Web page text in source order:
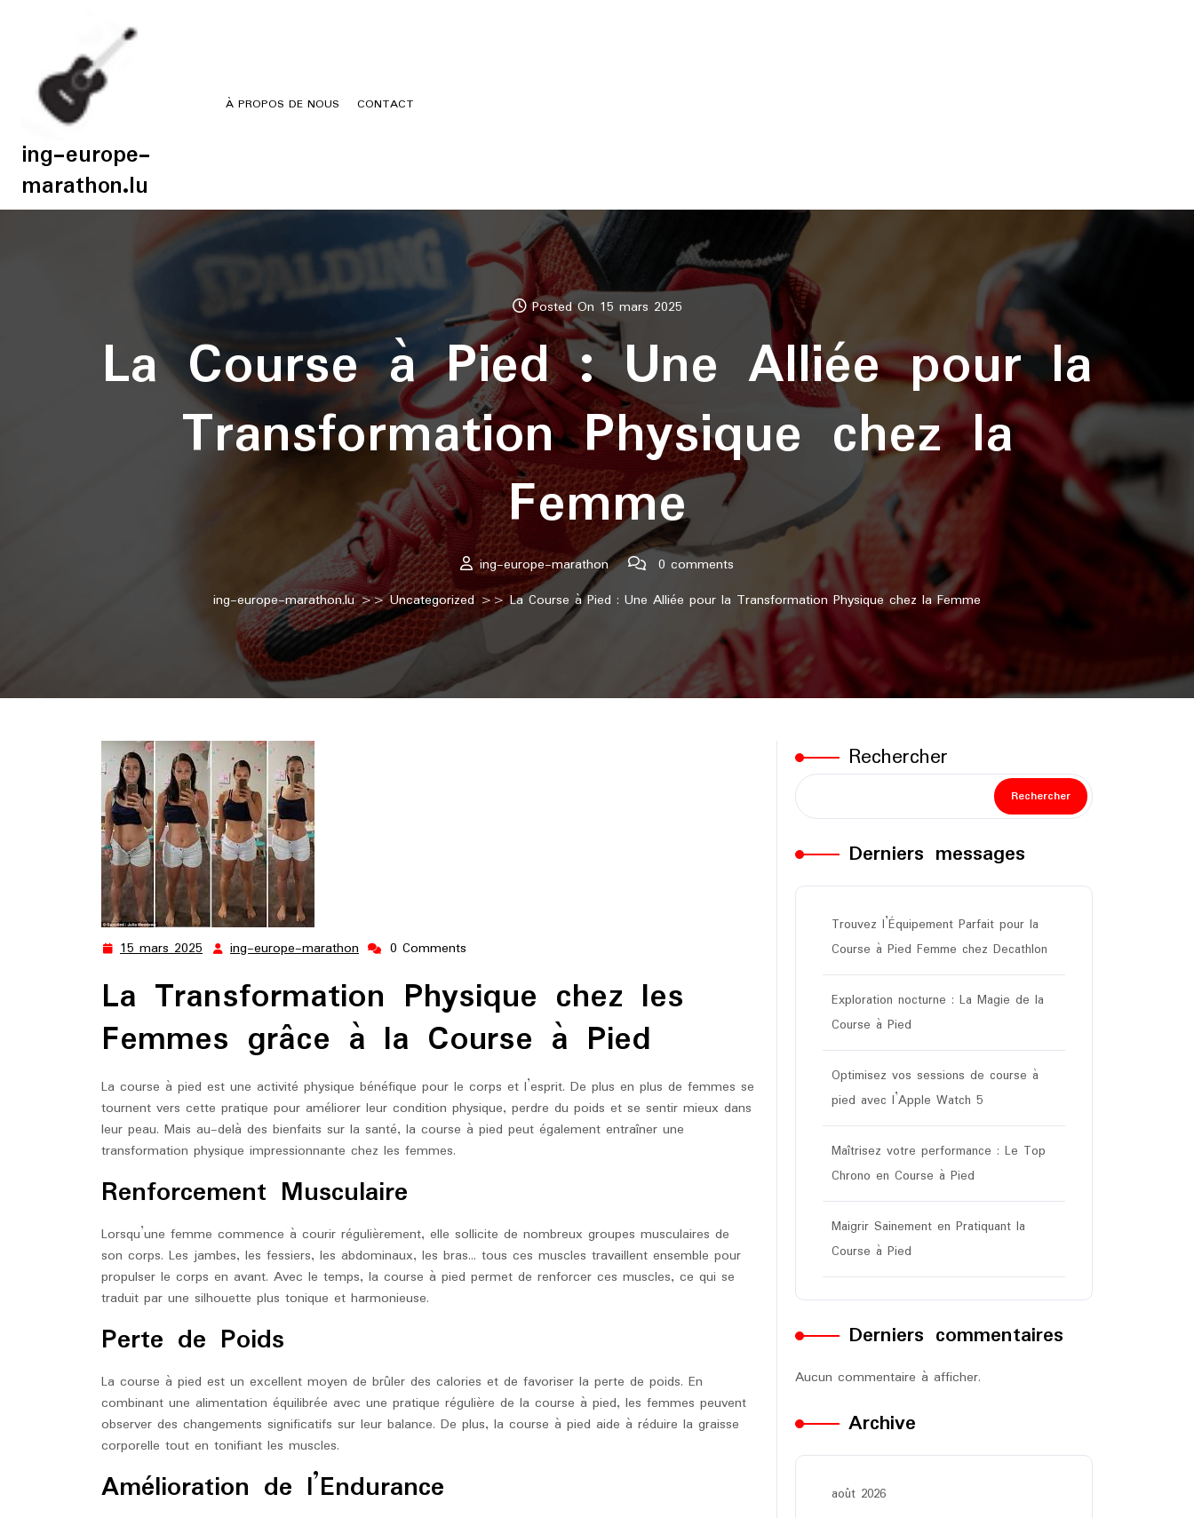
ing-europe-
marathon.lu
À PROPOS DE NOUS CONTACT
Posted On 15 mars 2025
La Course à Pied : Une Alliée pour la
Transformation Physique chez la
Femme
ing-europe-marathon
0 comments
ing-europe-marathon.lu>>Uncategorized>> La Course à Pied : Une Alliée pour la Transformation Physique chez la Femme
15 mars 2025 15
2025
ing-europe-marathon ing-
marathon
0 Comments
La Transformation Physique chez les
Femmes grâce à la Course à Pied
La course à pied est une activité physique bénéfique pour le corps et l’esprit. De plus en plus de femmes se
tournent vers cette pratique pour améliorer leur condition physique, perdre du poids et se sentir mieux dans
leur peau. Mais au-delà des bienfaits sur la santé, la course à pied peut également entraîner une
transformation physique impressionnante chez les femmes.
Renforcement Musculaire
Lorsqu’une femme commence à courir régulièrement, elle sollicite de nombreux groupes musculaires de
son corps. Les jambes, les fessiers, les abdominaux, les bras… tous ces muscles travaillent ensemble pour
propulser le corps en avant. Avec le temps, la course à pied permet de renforcer ces muscles, ce qui se
traduit par une silhouette plus tonique et harmonieuse.
Perte de Poids
La course à pied est un excellent moyen de brûler des calories et de favoriser la perte de poids. En
combinant une alimentation équilibrée avec une pratique régulière de la course à pied, les femmes peuvent
observer des changements significatifs sur leur balance. De plus, la course à pied aide à réduire la graisse
corporelle tout en tonifiant les muscles.
Amélioration de l’Endurance
Rechercher
Rechercher
Derniers messages
Trouvez l’Équipement Parfait pour la
Course à Pied Femme chez Decathlon
Exploration nocturne : La Magie de la
Course à Pied
Optimisez vos sessions de course à
pied avec l’Apple Watch 5
Maîtrisez votre performance : Le Top
Chrono en Course à Pied
Maigrir Sainement en Pratiquant la
Course à Pied
Derniers commentaires
Aucun commentaire à afficher.
Archive
août 2026